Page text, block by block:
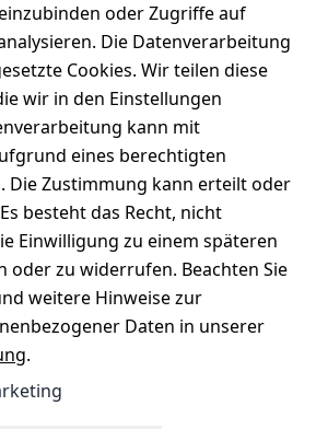
oder Zugriffe auf
Die Datenverarbeitung
Cookies. Wir teilen diese
wir in den Einstellungen
kann mit
eines berechtigten
Die Zustimmung kann erteilt oder
besteht das Recht, nicht
Einwilligung zu einem späteren
oder zu widerrufen. Beachten Sie
weitere Hinweise zur
Daten in unserer
.
uns
zum
&
Wir
versenden
mit
Zahle
bequem per